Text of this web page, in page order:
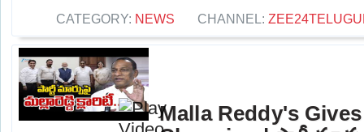
CATEGORY: NEWS CHANNEL:
Malla Reddy's